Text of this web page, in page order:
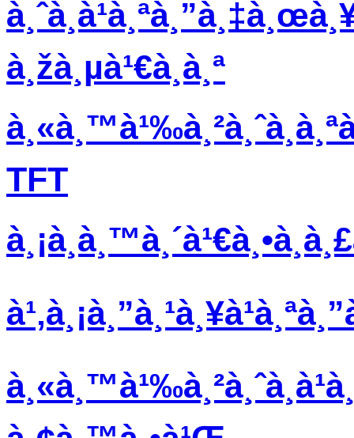
à¸žà¸µà¹€à¸­à¸ª
TFT